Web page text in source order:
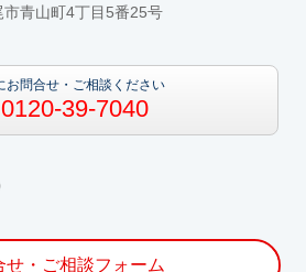
青山町4丁目5番25号
お問合せ・ご相談ください
0120-39-7040
せ・ご相談フォーム